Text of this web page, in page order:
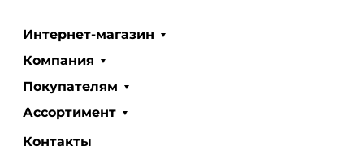
Интернет-магазин
Компания
Покупателям
Ассортимент
Контакты